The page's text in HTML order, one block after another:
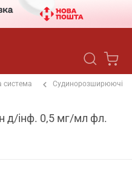
система Судинорозширюючі
д/інф. 0,5 мг/мл фл.